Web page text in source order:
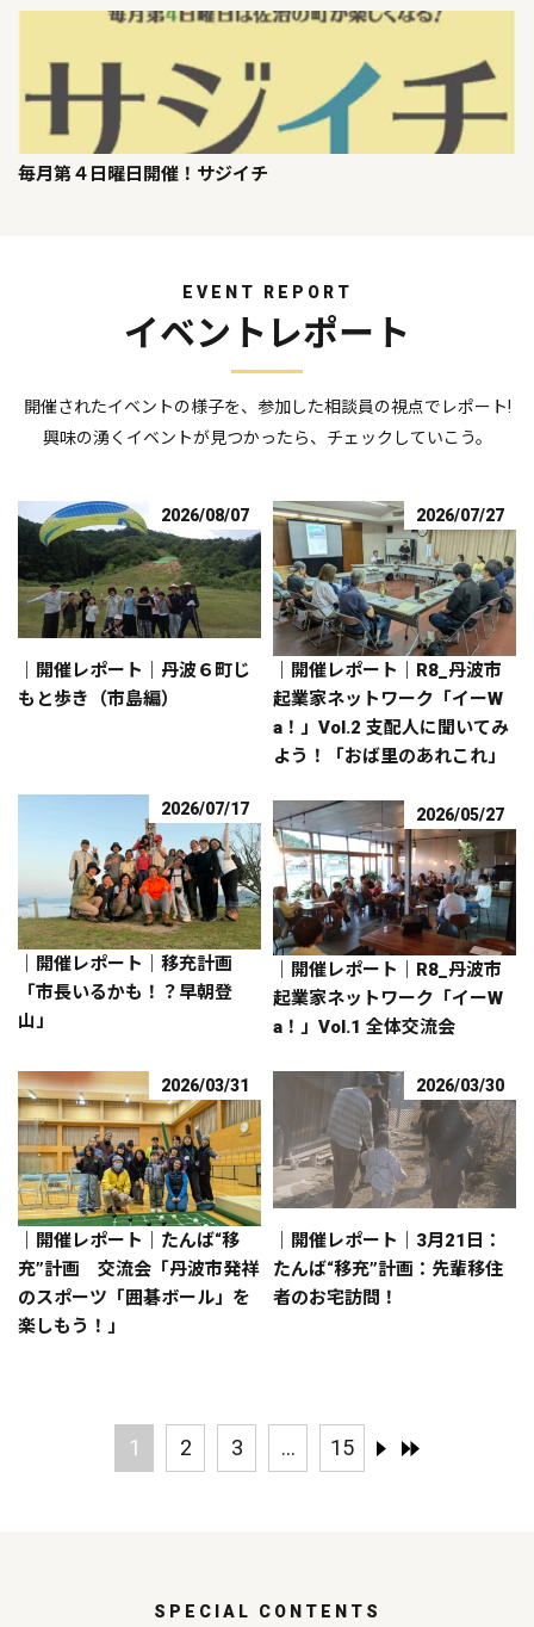
毎月第４日曜日開催！サジイチ
EVENT REPORT
イベントレポート
開催されたイベントの様子を、参加した相談員の視点でレポート!
興味の湧くイベントが見つかったら、チェックしていこう。
2026/08/07
｜開催レポート｜丹波６町じ
もと歩き（市島編）
2026/07/27
｜開催レポート｜R8_丹波市
起業家ネットワーク「イーW
a！」Vol.2 支配人に聞いてみ
よう！「おば里のあれこれ」
2026/07/17
｜開催レポート｜移充計画
「市長いるかも！？早朝登
山」
2026/05/27
｜開催レポート｜R8_丹波市
起業家ネットワーク「イーW
a！」Vol.1 全体交流会
2026/03/31
｜開催レポート｜たんば“移
充”計画 交流会「丹波市発祥
のスポーツ「囲碁ボール」を
楽しもう！」
2026/03/30
｜開催レポート｜3月21日：
たんば“移充”計画：先輩移住
者のお宅訪問！
1 2 3 ... 15
SPECIAL CONTENTS